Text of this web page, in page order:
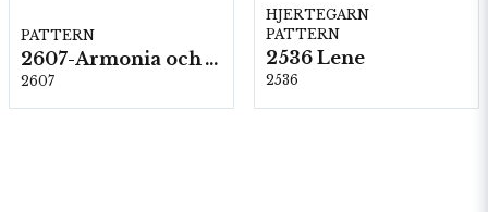
PATTERN
2607-Armonia och Alpaca 400
2607
HJERTEGARN
PATTERN
2536 Lene
2536